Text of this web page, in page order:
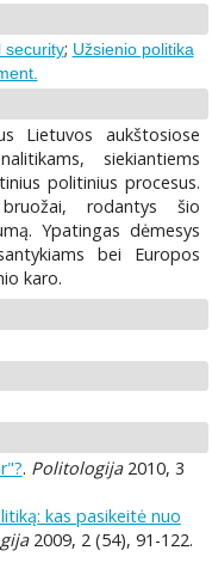
security; Užsienio politika
Lietuvos aukštosiose
siekiantiems
politinius procesus.
rodantys šio
Ypatingas dėmesys
bei Europos
karo.
. Politologija2010, 3
kas pasikeitė nuo
2009, 2 (54), 91-122.